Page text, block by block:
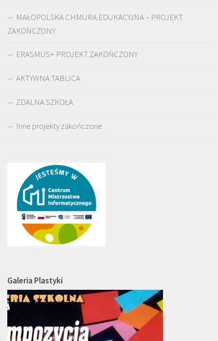
MAŁOPOLSKA CHMURA EDUKACYJNA – PROJEKT
ZAKOŃCZONY
ERASMUS+ PROJEKT ZAKOŃCZONY
AKTYWNA TABLICA
ZDALNA SZKOŁA
Inne projekty zakończone
Galeria Plastyki